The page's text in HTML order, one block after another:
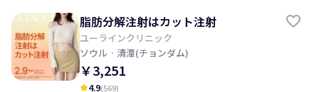
脂肪分解注射はカット注射
ユーラインクリニック
ソウル · 清潭(チョンダム)
￥3,251
kid_star4.9(569)